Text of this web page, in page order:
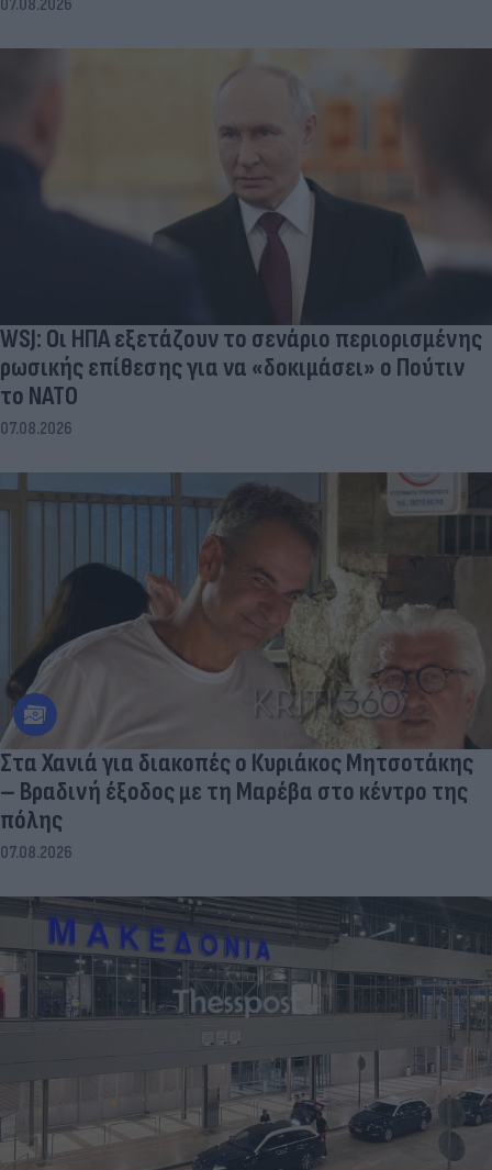
07.08.2026
WSJ: Οι ΗΠΑ εξετάζουν το σενάριο περιορισμένης
ρωσικής επίθεσης για να «δοκιμάσει» ο Πούτιν
το ΝΑΤΟ
07.08.2026
Στα Χανιά για διακοπές ο Κυριάκος Μητσοτάκης
– Βραδινή έξοδος με τη Μαρέβα στο κέντρο της
πόλης
07.08.2026